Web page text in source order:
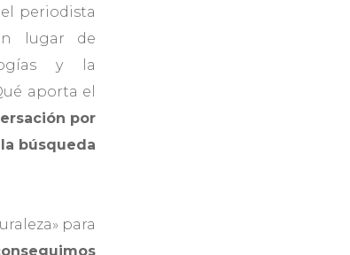
periodista
lugar de
y la
aporta el
por
búsqueda
para